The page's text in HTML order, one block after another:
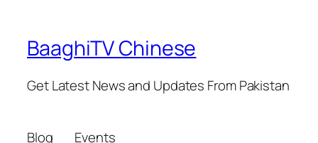
BaaghiTV Chinese
Get Latest News and Updates From Pakistan
Blog Events